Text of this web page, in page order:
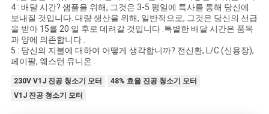
4 : 배달 시간? 샘플을 위해, 그것은 3-5 평일에 특사를 통해 당신에
보내질 것입니다. 대량 생산을 위해, 일반적으로, 그것은 당신의 선급
을 받아 15를 20 일 후로 데려갈 것입니다 .특별한 배달 시간은 품목
과 양에 의존합니다 .
5 : 당신의 지불에 대하여 어떻게 생각합니까? 전신환, L/C (신용장),
페이팔, 웨스턴 유니온 .
230V V1J 진공 청소기 모터
48% 효율 진공 청소기 모터
V1J 진공 청소기 모터